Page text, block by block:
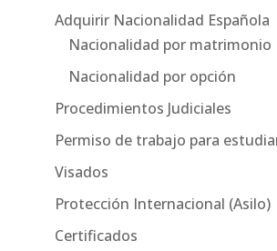
Adquirir Nacionalidad Española
Nacionalidad por matrimonio
Nacionalidad por opción
Procedimientos Judiciales
Permiso de trabajo para
Visados
Protección Internacional (Asilo)
Certificados